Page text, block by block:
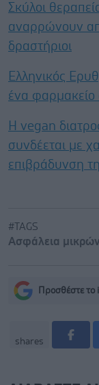
Σκύλοι
αναρρώνουν
δραστήριοι
Ελληνικός
ένα φαρμακείο
Η vegan
συνδέεται με
επιβράδυνση
#TAGS
Ασφάλεια
Προσθέστε
shares